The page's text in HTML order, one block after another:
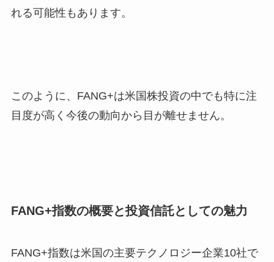
れる可能性もあります。
このように、FANG+は米国株投資の中でも特に注
目度が高く今後の動向から目が離せません。
FANG+指数の概要と投資信託としての魅力
FANG+指数は米国の主要テクノロジー企業10社で